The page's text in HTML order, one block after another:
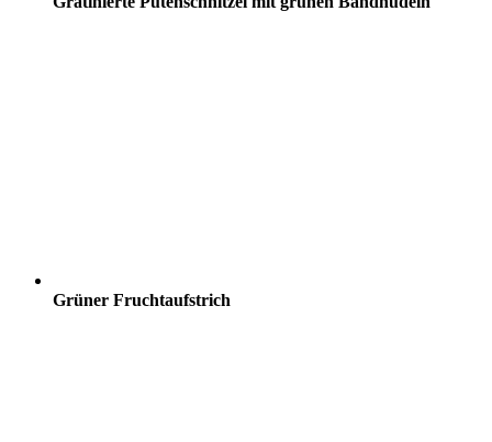
Grüner Fruchtaufstrich